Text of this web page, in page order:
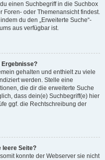
einen Suchbegriff in die Suchbox
Foren- oder Themenansicht findest.
du den „Erweiterte Suche“-
aus verfügbar ist.
Ergebnisse?
gehalten und enthielt zu viele
werden. Stelle eine
die dir die erweiterte Suche
dass dein(e) Suchbegriff(e) hier
ggf. die Rechtschreibung der
leere Seite?
konnte der Webserver sie nicht